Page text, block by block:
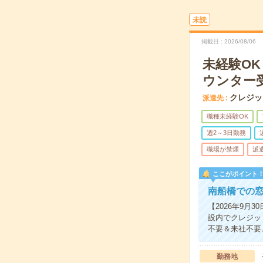
未読
掲載日 2026/08/06
未経験
ウンター
派遣先 クレジ
職種未経験OK
週2～3日勤務
職場が禁煙 派
ここがポイント
南船橋での
【2026年9月
設内でクレジ
不要＆来社不
勤務地